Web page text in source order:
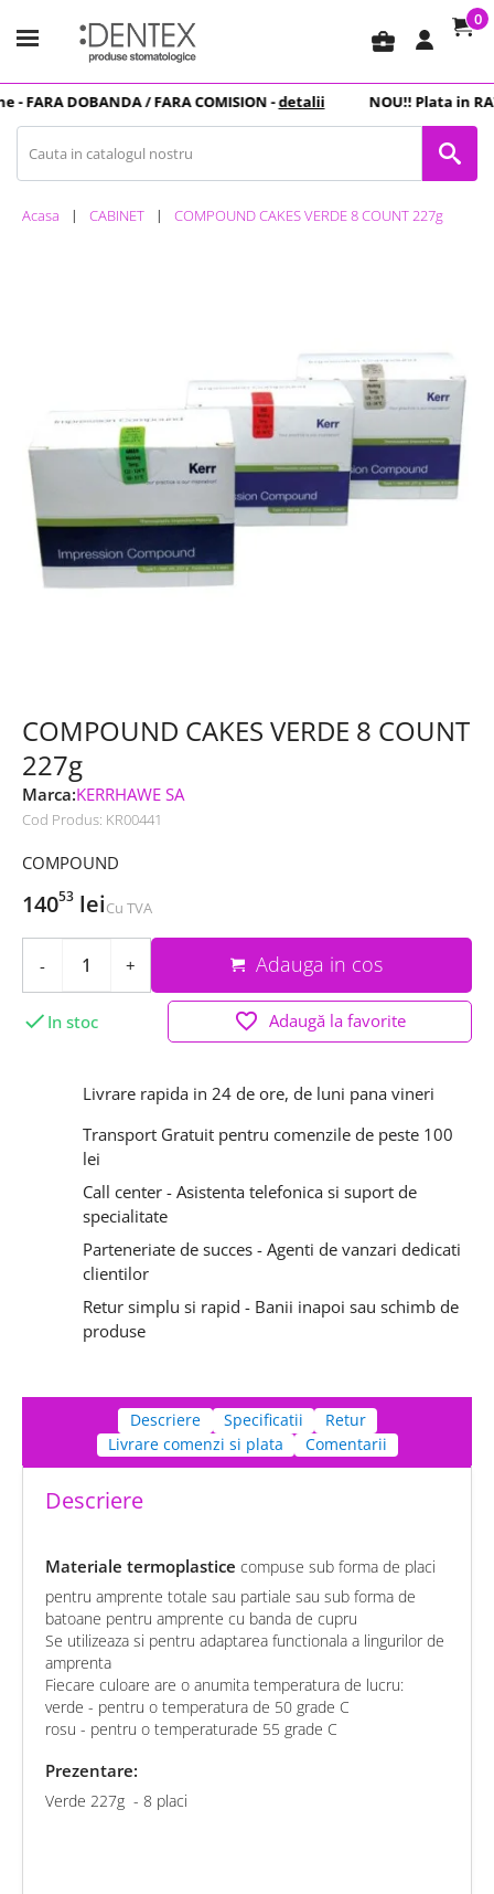
business_center
0
-FARA DOBANDA/ FARA COMISION -detalii NOU!! Plata in
Acasa CABINET COMPOUND CAKES VERDE 8 COUNT 227g
COMPOUND CAKES VERDE 8 COUNT
227g
Marca:KERRHAWE SA
Cod Produs: KR00441
COMPOUND
14053 leiCu TVA
- + Adauga in cos
 In stoc favorite_border Adaugă la favorite
Livrare rapida in 24 de ore, de luni pana vineri
Transport Gratuit pentru comenzile de peste 100
lei
Call center - Asistenta telefonica si suport de
specialitate
Parteneriate de succes - Agenti de vanzari dedicati
clientilor
Retur simplu si rapid - Banii inapoi sau schimb de
produse
Descriere Specificatii
Retur
Livrare comenzi si plata
Comentarii
Descriere
Materiale termoplastice compuse sub forma de placi
pentru amprente totale sau partiale sau sub forma de
batoane pentru amprente cu banda de cupru
Se utilizeaza si pentru adaptarea functionala a lingurilor de
amprenta
Fiecare culoare are o anumita temperatura de lucru:
verde - pentru o temperatura de 50 grade C
rosu - pentru o temperaturade 55 grade C
Prezentare:
Verde 227g - 8 placi